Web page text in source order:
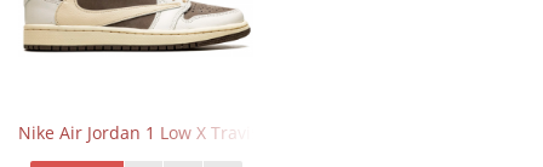
Nike Air Jordan 1 Low X Travis Scott Reverse Mocha